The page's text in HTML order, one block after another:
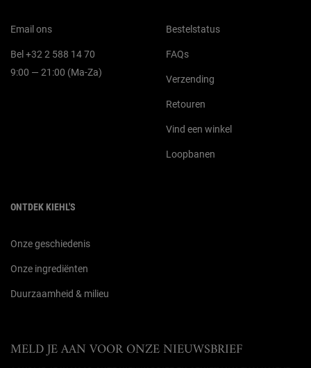
Email ons
Bel +32 2 588 14 70
9:00 — 21:00 (Ma-Za)
Bestelstatus
FAQs
Verzending
Retouren
Vind een winkel
Loopbanen
ONTDEK KIEHL'S
Onze geschiedenis
Onze ingrediënten
Duurzaamheid & milieu
MELD JE AAN VOOR ONZE NIEUWSBRIEF